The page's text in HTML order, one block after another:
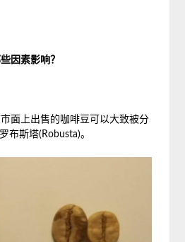
因素影响？
面上出售的咖啡豆可以大致被分
布斯塔(Robusta)。